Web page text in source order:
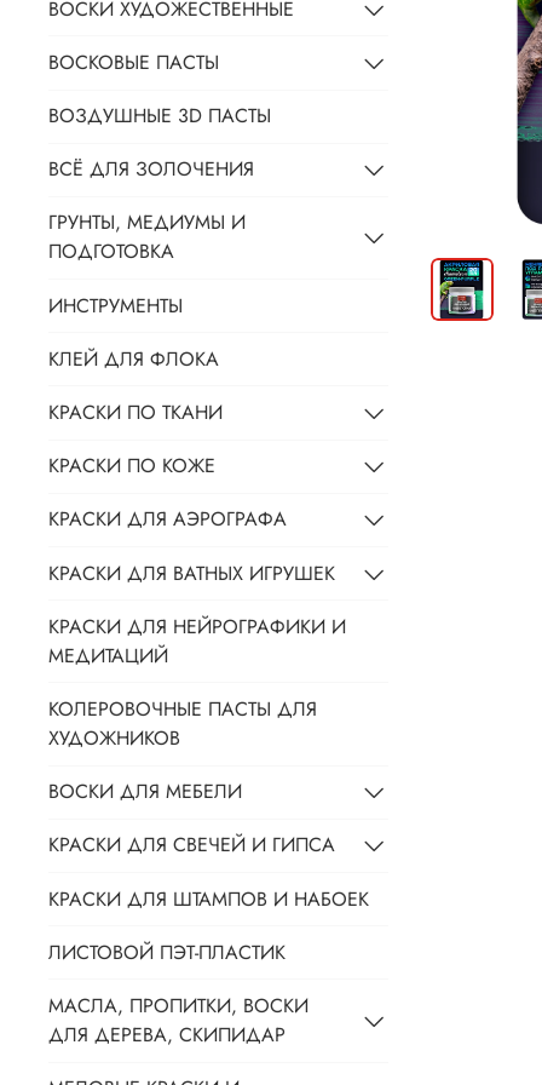
ВОСКИ ХУДОЖЕСТВЕННЫЕ
ВОСКОВЫЕ ПАСТЫ
ВОЗДУШНЫЕ 3D ПАСТЫ
ВСЁ ДЛЯ ЗОЛОЧЕНИЯ
ГРУНТЫ, МЕДИУМЫ И
ПОДГОТОВКА
ИНСТРУМЕНТЫ
КЛЕЙ ДЛЯ ФЛОКА
КРАСКИ ПО ТКАНИ
КРАСКИ ПО КОЖЕ
КРАСКИ ДЛЯ АЭРОГРАФА
КРАСКИ ДЛЯ ВАТНЫХ ИГРУШЕК
КРАСКИ ДЛЯ НЕЙРОГРАФИКИ И
МЕДИТАЦИЙ
КОЛЕРОВОЧНЫЕ ПАСТЫ ДЛЯ
ХУДОЖНИКОВ
ВОСКИ ДЛЯ МЕБЕЛИ
КРАСКИ ДЛЯ СВЕЧЕЙ И ГИПСА
КРАСКИ ДЛЯ ШТАМПОВ И НАБОЕК
ЛИСТОВОЙ ПЭТ-ПЛАСТИК
МАСЛА, ПРОПИТКИ, ВОСКИ
ДЛЯ ДЕРЕВА, СКИПИДАР